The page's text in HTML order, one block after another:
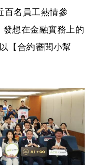
百名員工熱情參
想在金融實務上的
【合約審閱小幫